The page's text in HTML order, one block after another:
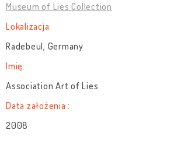
Museum of Lies Collection
Lokalizacja:
Radebeul, Germany
Imię:
Association Art of Lies
Data założenia :
2008